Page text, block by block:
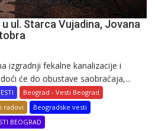
ul. Starca Vujadina, Jovana
izgradnji fekalne kanalizacije i
će do obustave saobraćaja,...
Beograd - Vesti Beograd
radovi
Beogradske vesti
BEOGRAD